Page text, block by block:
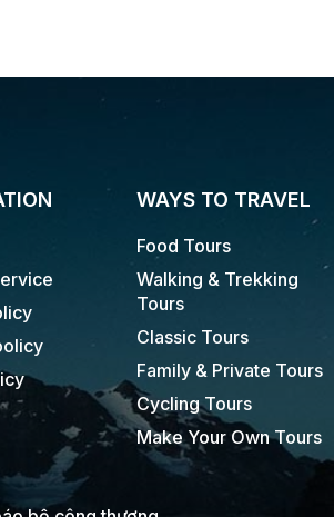
WAYS TO TRAVEL
Food Tours
Walking & Trekking
Tours
Classic Tours
Family & Private Tours
Cycling Tours
Make Your Own Tours